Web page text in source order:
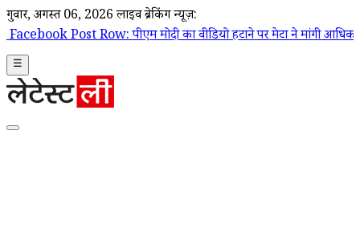
गुरूवार, अगस्त 06, 2026 लाइव ब्रेकिंग न्यूज़:
Row: पीएम मोदी का वीडियो हटाने पर मेटा ने मांगी आधिकारिक माफी;
☰